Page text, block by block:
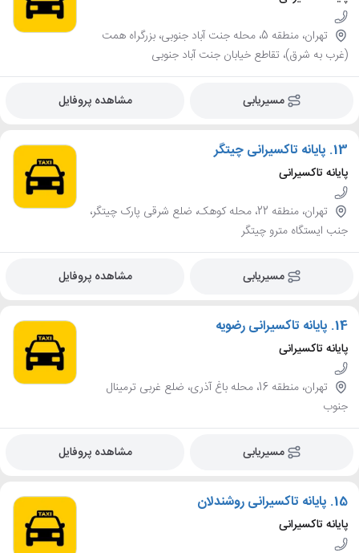
تهران، منطقه 5، محله جنت آباد جنوبی، بزرگراه همت
(غرب به شرق)، تقاطع خیابان جنت آباد جنوبی
مسیریابی مشاهده پروفایل
13. پایانه تاکسیرانی چیتگر
پایانه تاکسیرانی
تهران، منطقه 22، محله کوهک، ضلع شرقی پارک چیتگر،
جنب ایستگاه مترو چیتگر
مسیریابی مشاهده پروفایل
14. پایانه تاکسیرانی رضویه
پایانه تاکسیرانی
تهران، منطقه 16، محله باغ آذری، ضلع غربی ترمینال
جنوب
مسیریابی مشاهده پروفایل
15. پایانه تاکسیرانی روشندلان
پایانه تاکسیرانی